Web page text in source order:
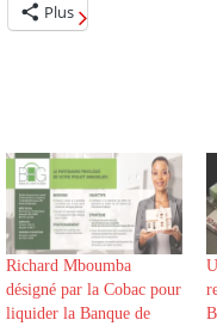
Plus
Richard Mboumba
désigné par la Cobac pour
liquider la Banque de